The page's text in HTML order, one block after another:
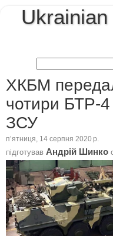
ХКБМ
чотири БТР-4
ЗСУ
пʼятниця, 14 серпня 2020 р.
підготував Андрій Шинко